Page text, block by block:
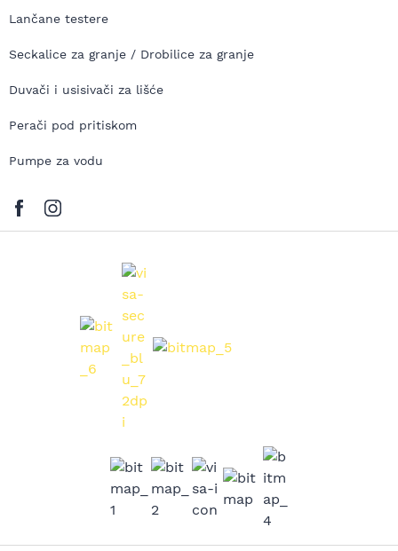
Lančane testere
Seckalice za granje / Drobilice za granje
Duvači i usisivači za lišće
Perači pod pritiskom
Pumpe za vodu